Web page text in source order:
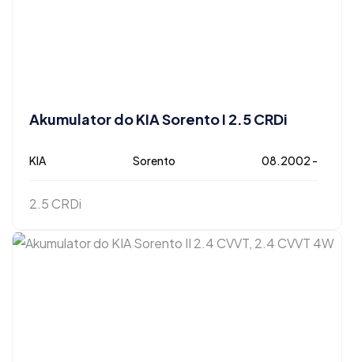
Akumulator do KIA Sorento I 2.5 CRDi
KIA Sorento 08.2002 -
2.5 CRDi